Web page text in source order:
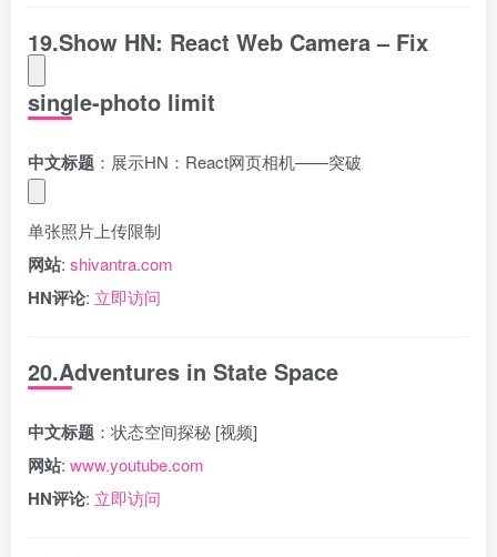
19.Show HN: React Web Camera – Fix
single-photo limit
中文标题 ：展示HN：React网页相机——突破
单张照片上传限制
网站: shivantra.com
HN评论: 立即访问
20.Adventures in State Space
中文标题 ：状态空间探秘 [视频]
网站: www.youtube.com
HN评论: 立即访问